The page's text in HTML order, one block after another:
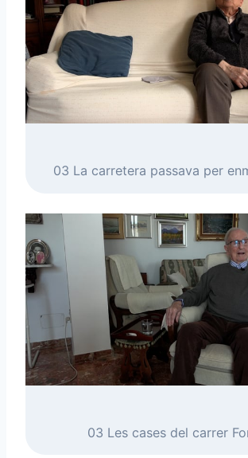
03 La carretera passava per
03 Les cases del carrer